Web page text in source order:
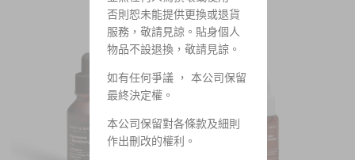
否則恕未能提供更換或退貨
服務，敬請見諒。貼身個人
物品不設退換，敬請見諒。
如有任何爭議 ， 本公司保留
最終決定權。
本公司保留對各條款及細則
作出刪改的權利。